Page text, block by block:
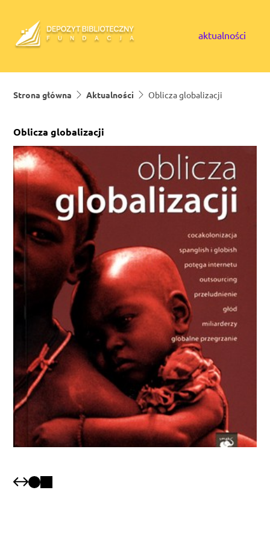
aktualności
Strona główna Aktualności Oblicza globalizacji
Oblicza globalizacji